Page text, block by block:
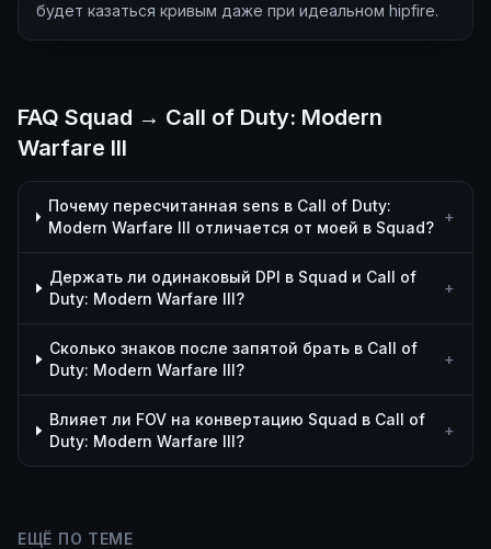
будет казаться кривым даже при идеальном hipfire.
FAQ Squad → Call of Duty: Modern
Warfare III
Почему пересчитанная sens в Call of Duty:
Modern Warfare III отличается от моей в Squad?
+
Держать ли одинаковый DPI в Squad и Call of
Duty: Modern Warfare III?
+
Сколько знаков после запятой брать в Call of
Duty: Modern Warfare III?
+
Влияет ли FOV на конвертацию Squad в Call of
Duty: Modern Warfare III?
+
ЕЩЁ ПО ТЕМЕ